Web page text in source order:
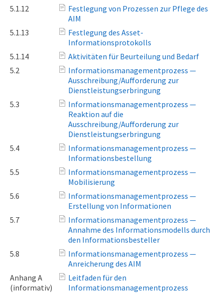
5.1.12
Festlegung von Prozessen zur Pflege des
AIM
5.1.13
Festlegung des Asset-
Informationsprotokolls
5.1.14
Aktivitäten für Beurteilung und Bedarf
5.2
Informationsmanagementprozess —
Ausschreibung/Aufforderung zur
Dienstleistungserbringung
5.3
Informationsmanagementprozess —
Reaktion auf die
Ausschreibung/Aufforderung zur
Dienstleistungserbringung
5.4
Informationsmanagementprozess —
Informationsbestellung
5.5
Informationsmanagementprozess —
Mobilisierung
5.6
Informationsmanagementprozess —
Erstellung von Informationen
5.7
Informationsmanagementprozess —
Annahme des Informationsmodells durch
den Informationsbesteller
5.8
Informationsmanagementprozess —
Anreicherung des AIM
Anhang A
(informativ)
Leitfaden für den
Informationsmanagementprozess